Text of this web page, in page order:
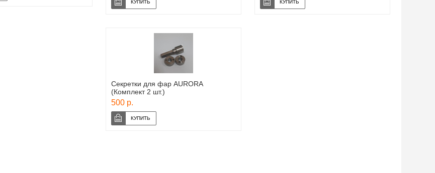
Секретки для фар AURORA
(Комплект 2 шт.)
500 р.